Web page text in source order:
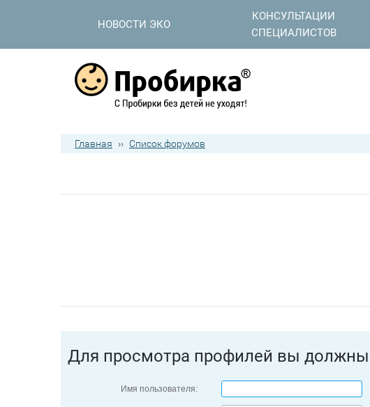
НОВОСТИ ЭКО
КОНСУЛЬТАЦИИ
СПЕЦИАЛИСТОВ
Главная ›› Список форумов
Для просмотра профилей вы
Имя пользователя: